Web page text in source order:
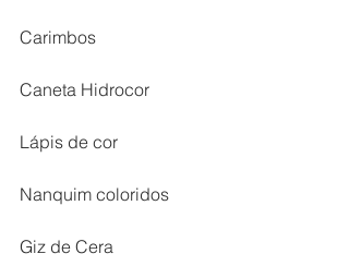
Carimbos
Caneta Hidrocor
Lápis de cor
Nanquim coloridos
Giz de Cera